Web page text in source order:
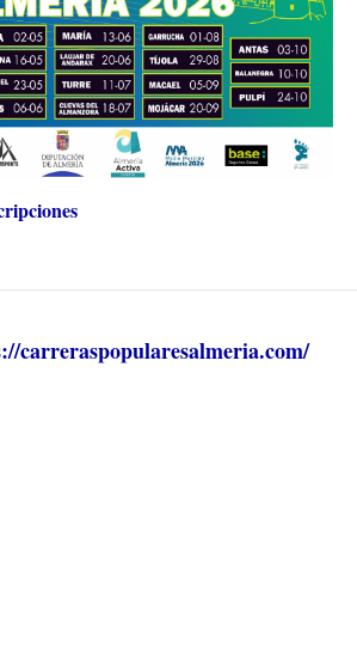
carreraspopularesalmeria.com/